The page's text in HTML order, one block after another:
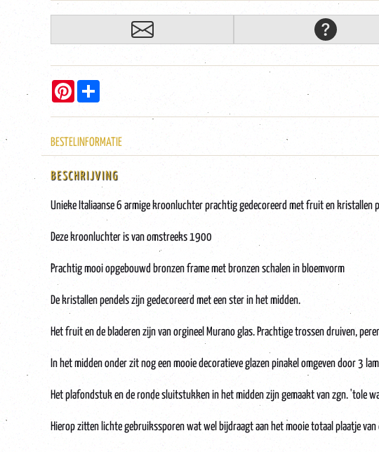
Pinterest
BESTELINFORMATIE
BESCHRIJVING
Unieke Italiaanse 6 armige kroonluchter prachtig gedecoreerd met fruit en kristallen
Deze kroonluchter is van omstreeks 1900
Prachtig mooi opgebouwd bronzen frame met bronzen schalen in bloemvorm
De kristallen pendels zijn gedecoreerd met een ster in het midden.
Het fruit en de bladeren zijn van orgineel Murano glas. Prachtige trossen druiven,
In het midden onder zit nog een mooie decoratieve glazen pinakel omgeven door 3
Het plafondstuk en de ronde sluitstukken in het midden zijn gemaakt van zgn. 'tole
Hierop zitten lichte gebruikssporen wat wel bijdraagt aan het mooie totaal plaatje